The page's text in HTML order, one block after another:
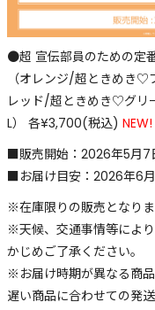
●超 宣伝部員のための定
（オレンジ/超ときめき
レッド/超ときめき♡グ
L） 各¥3,700(税込) NEW!
■販売開始：2026年5月7
■お届け⽬安：2026年6
※在庫限りの販売となりま
※天候、交通事情等によ
かじめご了承ください。
※お届け時期が異なる商
遅い商品に合わせての発